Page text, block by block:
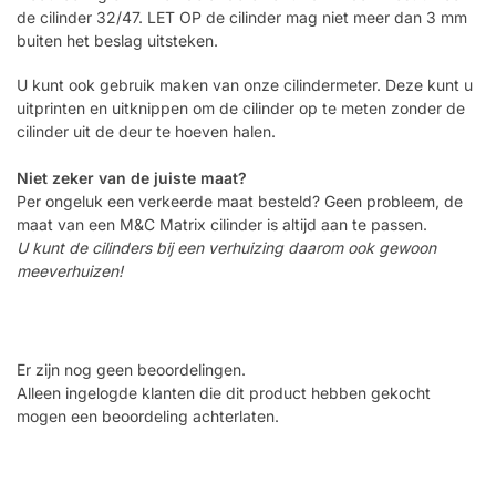
de cilinder 32/47. LET OP de cilinder mag niet meer dan 3 mm
buiten het beslag uitsteken.
U kunt ook gebruik maken van onze cilindermeter. Deze kunt u
uitprinten en uitknippen om de cilinder op te meten zonder de
cilinder uit de deur te hoeven halen.
Niet zeker van de juiste maat?
Per ongeluk een verkeerde maat besteld? Geen probleem, de
maat van een M&C Matrix cilinder is altijd aan te passen.
U kunt de cilinders bij een verhuizing daarom ook gewoon
meeverhuizen!
Er zijn nog geen beoordelingen.
Alleen ingelogde klanten die dit product hebben gekocht
mogen een beoordeling achterlaten.